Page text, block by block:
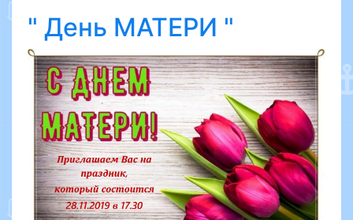
" День МАТЕРИ "